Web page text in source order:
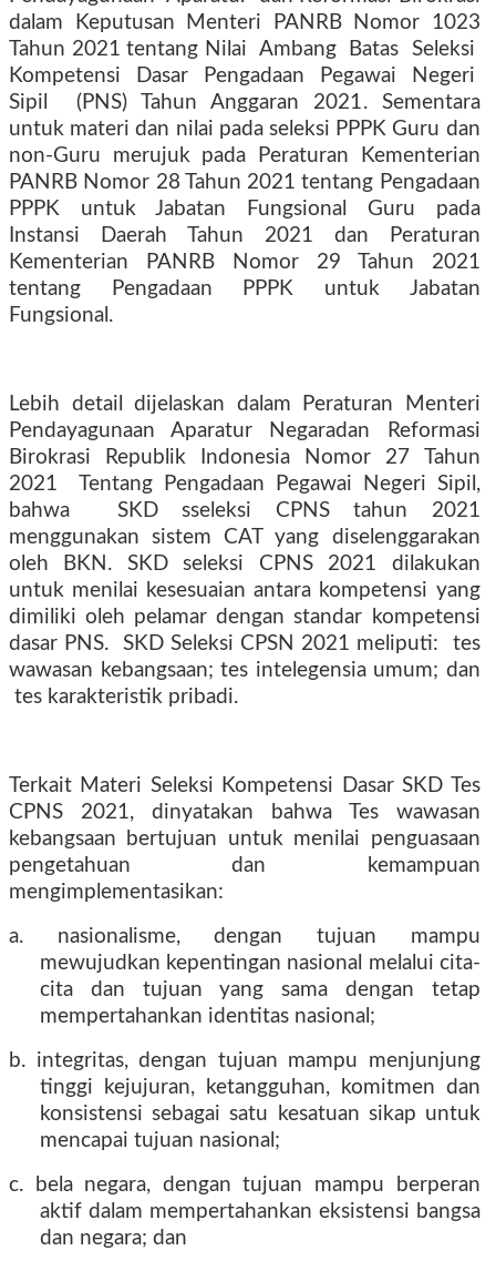
dalam Keputusan Menteri PANRB Nomor 1023
Tahun 2021 tentang Nilai
Ambang Batas
Seleksi
Kompetensi
Dasar Pengadaan Pegawai
Negeri
Sipil
(PNS) Tahun Anggaran 2021. Sementara
untuk materi dan nilai pada seleksi PPPK Guru dan
non-Guru merujuk pada Peraturan Kementerian
PANRB Nomor 28 Tahun 2021 tentang Pengadaan
PPPK untuk Jabatan Fungsional Guru pada
Instansi Daerah Tahun 2021 dan Peraturan
Kementerian PANRB Nomor 29 Tahun 2021
tentang Pengadaan PPPK untuk Jabatan
Fungsional.
Lebih detail dijelaskan dalam Peraturan Menteri
Pendayagunaan Aparatur Negaradan Reformasi
Birokrasi Republik Indonesia Nomor 27 Tahun
2021
Tentang Pengadaan Pegawai Negeri Sipil,
bahwa
SKD sseleksi CPNS tahun 2021
menggunakan sistem CAT yang diselenggarakan
oleh BKN. SKD seleksi CPNS 2021 dilakukan
untuk menilai kesesuaian antara kompetensi yang
dimiliki oleh pelamar dengan standar kompetensi
dasar PNS.
SKD Seleksi CPSN 2021 meliputi:
tes
wawasan kebangsaan; tes intelegensia umum; dan
tes karakteristik pribadi.
Terkait Materi Seleksi Kompetensi Dasar SKD Tes
CPNS 2021, dinyatakan bahwa Tes wawasan
kebangsaan bertujuan untuk menilai penguasaan
pengetahuan dan kemampuan
mengimplementasikan:
a. nasionalisme, dengan tujuan mampu
mewujudkan kepentingan nasional melalui cita-
cita dan tujuan yang sama dengan tetap
mempertahankan identitas nasional;
b. integritas, dengan tujuan mampu menjunjung
tinggi kejujuran, ketangguhan, komitmen dan
konsistensi sebagai satu kesatuan sikap untuk
mencapai tujuan nasional;
c. bela negara, dengan tujuan mampu berperan
aktif dalam mempertahankan eksistensi bangsa
dan negara; dan